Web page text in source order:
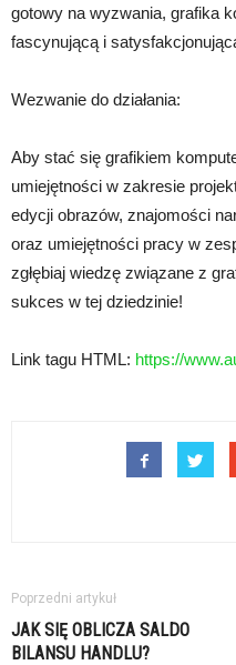
gotowy na wyzwania, grafika
fascynującą i
Wezwanie do działania:
Aby stać się grafikiem
umiejętności w zakresie
edycji obrazów, znajomości
oraz umiejętności pracy w
zgłębiaj wiedzę związane z
sukces w tej dziedzinie!
Link tagu HTML: https://
Poprzedni artykuł
JAK SIĘ OBLICZA SALDO
BILANSU HANDLU?